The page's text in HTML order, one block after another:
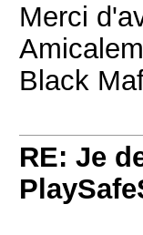
Merci
Black
RE: Je